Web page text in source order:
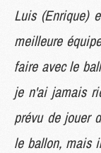
Luis (Enrique)
meilleure
faire avec le
je n'ai jamais
prévu de jouer
le ballon, mais